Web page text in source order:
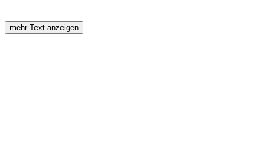
mehr Text anzeigen